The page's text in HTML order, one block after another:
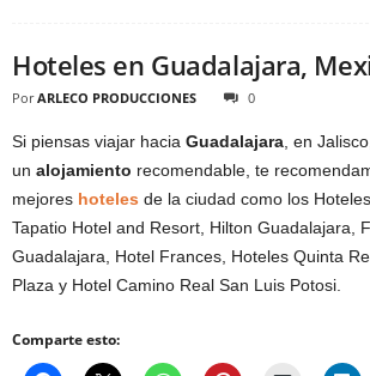
Hoteles en Guadalajara,
Por ARLECO PRODUCCIONES 0
Si piensas viajar hacia Guadalajara , en Jalisco,
un alojamiento recomendable, te
mejores hoteles de la ciudad como los
Tapatio Hotel and Resort, Hilton Guadalajara,
Guadalajara, Hotel Frances, Hoteles Quinta
Plaza y Hotel Camino Real San Luis Potosi.
Comparte esto: